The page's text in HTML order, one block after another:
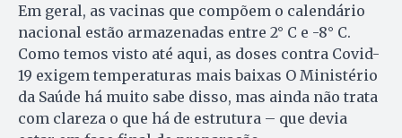
Em geral, as vacinas que compõem o calendário
nacional estão armazenadas entre 2° C e -8° C.
Como temos visto até aqui, as doses contra Covid-
19 exigem temperaturas mais baixas O Ministério
da Saúde há muito sabe disso, mas ainda não trata
com clareza o que há de estrutura – que devia